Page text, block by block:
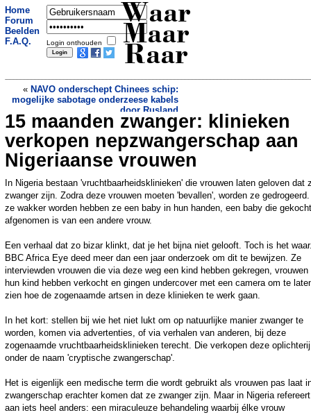
Home
Forum
Beelden
F.A.Q.
Login onthouden
Waar
Maar
Raar
« NAVO onderschept Chinees schip:
mogelijke sabotage onderzeese kabels
door Rusland
Kerstfeest Utrechtse Heuvelrug
geschrapt om aanwezigheid wolven
15 maanden zwanger: klinieken
verkopen nepzwangerschap aan
Nigeriaanse vrouwen
In Nigeria bestaan 'vruchtbaarheidsklinieken' die vrouwen laten geloven dat
zwanger zijn. Zodra deze vrouwen moeten 'bevallen', worden ze
ze wakker worden hebben ze een baby in hun handen, een baby die
afgenomen is van een andere vrouw.
Een verhaal dat zo bizar klinkt, dat je het bijna niet gelooft. Toch is het
BBC Africa Eye deed meer dan een jaar onderzoek om dit te bewijzen. Ze
interviewden vrouwen die via deze weg een kind hebben gekregen, vrouwen
hun kind hebben verkocht en gingen undercover met een camera om te
zien hoe de zogenaamde artsen in deze klinieken te werk gaan.
In het kort: stellen bij wie het niet lukt om op natuurlijke manier zwanger te
worden, komen via advertenties, of via verhalen van anderen, bij deze
zogenaamde vruchtbaarheidsklinieken terecht. Die verkopen deze oplichterij
onder de naam 'cryptische zwangerschap'.
Het is eigenlijk een medische term die wordt gebruikt als vrouwen pas laat
zwangerschap erachter komen dat ze zwanger zijn. Maar in Nigeria
aan iets heel anders: een miraculeuze behandeling waarbij élke vrouw